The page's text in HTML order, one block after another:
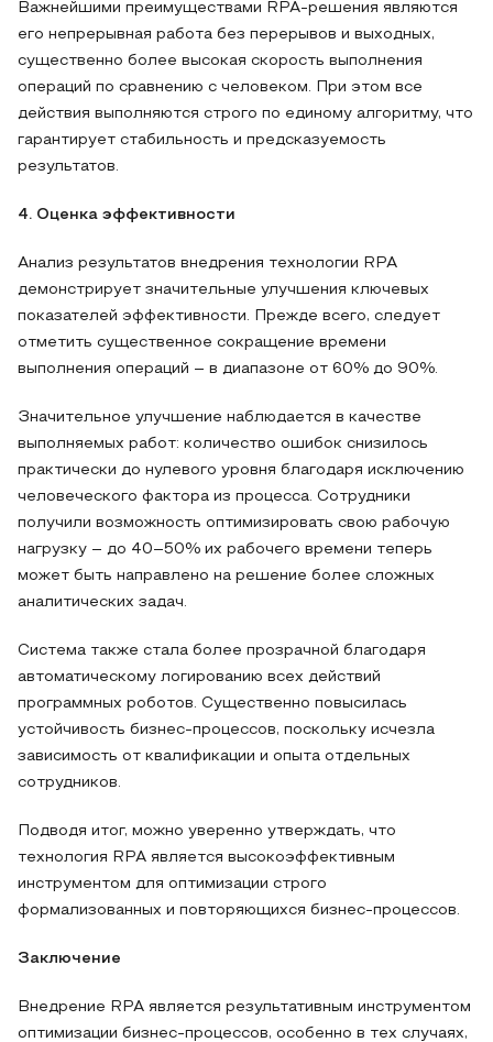
Важнейшими преимуществами RPA-решения являются
его непрерывная работа без перерывов и выходных,
существенно более высокая скорость выполнения
операций по сравнению с человеком. При этом все
действия выполняются строго по единому алгоритму, что
гарантирует стабильность и предсказуемость
результатов.
4. Оценка эффективности
Анализ результатов внедрения технологии RPA
демонстрирует значительные улучшения ключевых
показателей эффективности. Прежде всего, следует
отметить существенное сокращение времени
выполнения операций – в диапазоне от 60% до 90%.
Значительное улучшение наблюдается в качестве
выполняемых работ: количество ошибок снизилось
практически до нулевого уровня благодаря исключению
человеческого фактора из процесса. Сотрудники
получили возможность оптимизировать свою рабочую
нагрузку – до 40–50% их рабочего времени теперь
может быть направлено на решение более сложных
аналитических задач.
Система также стала более прозрачной благодаря
автоматическому логированию всех действий
программных роботов. Существенно повысилась
устойчивость бизнес-процессов, поскольку исчезла
зависимость от квалификации и опыта отдельных
сотрудников.
Подводя итог, можно уверенно утверждать, что
технология RPA является высокоэффективным
инструментом для оптимизации строго
формализованных и повторяющихся бизнес-процессов.
Заключение
Внедрение RPA является результативным инструментом
оптимизации бизнес-процессов, особенно в тех случаях,